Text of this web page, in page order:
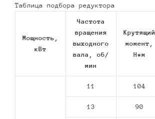
Таблица подбора редуктора
Мощность,
кВт
Частота
вращения
выходного
вала, об/
мин
Крутящий
момент,
Н*м
11 104
13 90